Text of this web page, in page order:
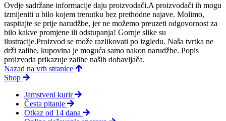
Ovdje sadržane informacije daju proizvodači.A proizvodači ih mogu
izmijeniti u bilo kojem trenutku bez prethodne najave. Molimo,
raspitajte se prije narudžbe, jer ne možemo preuzeti odgovornost za
bilo kakve promjene ili odstupanja! Gornje slike su
ilustracije.Proizvod se može razlikovati po izgledu. Naša tvrtka ne
drži zalihe, kupovina je moguća samo nakon narudžbe. Popis
proizvoda prikazuje zalihe naših dobavljača.
Nazad na vrh stranice
Shop
Jamstveni kurir
Česta pitanje
Otkaz od 14 dana